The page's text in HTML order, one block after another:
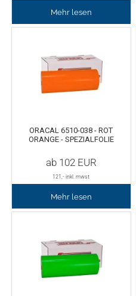
Oracal 7510
Oracal 8300
Oracal 8500
Oralux 9300
Oramask
Oraguard Laminierfolie
Glasdekorationsfolie
Magnetfolie
Schneidewerkzeuge und -
Messer
Messerklingen
Schere
Lineale
Lineal Zubehör
Schneidematten
Schildwerkzeug
Mehr lesen
ORACAL 6510-038 - ROT
ORANGE - SPEZIALFOLIE
ab 102EUR
121,- inkl. mwst
Mehr lesen